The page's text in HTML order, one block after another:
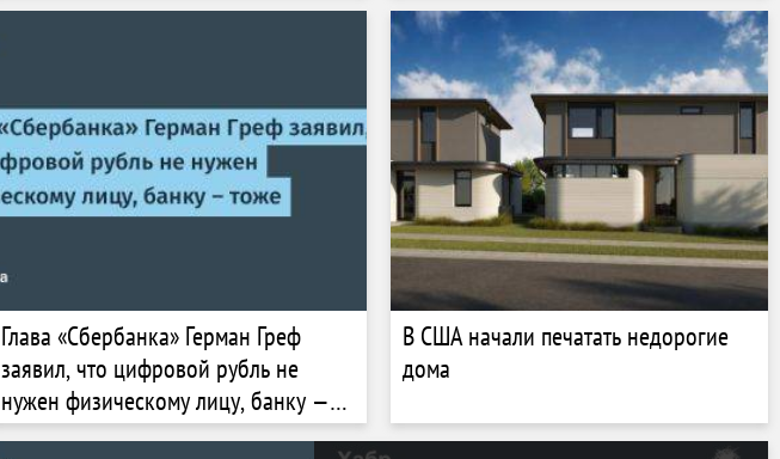
Глава «Сбербанка» Герман Греф
заявил, что цифровой рубль не
нужен физическому лицу, банку —
тоже
В США начали печатать недорогие
дома